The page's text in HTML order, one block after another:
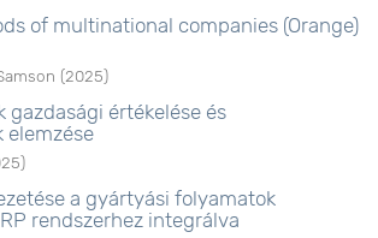
of multinational companies (Orange)
(2025)
gazdasági értékelése és
elemzése
)
a gyártyási folyamatok
rendszerhez integrálva